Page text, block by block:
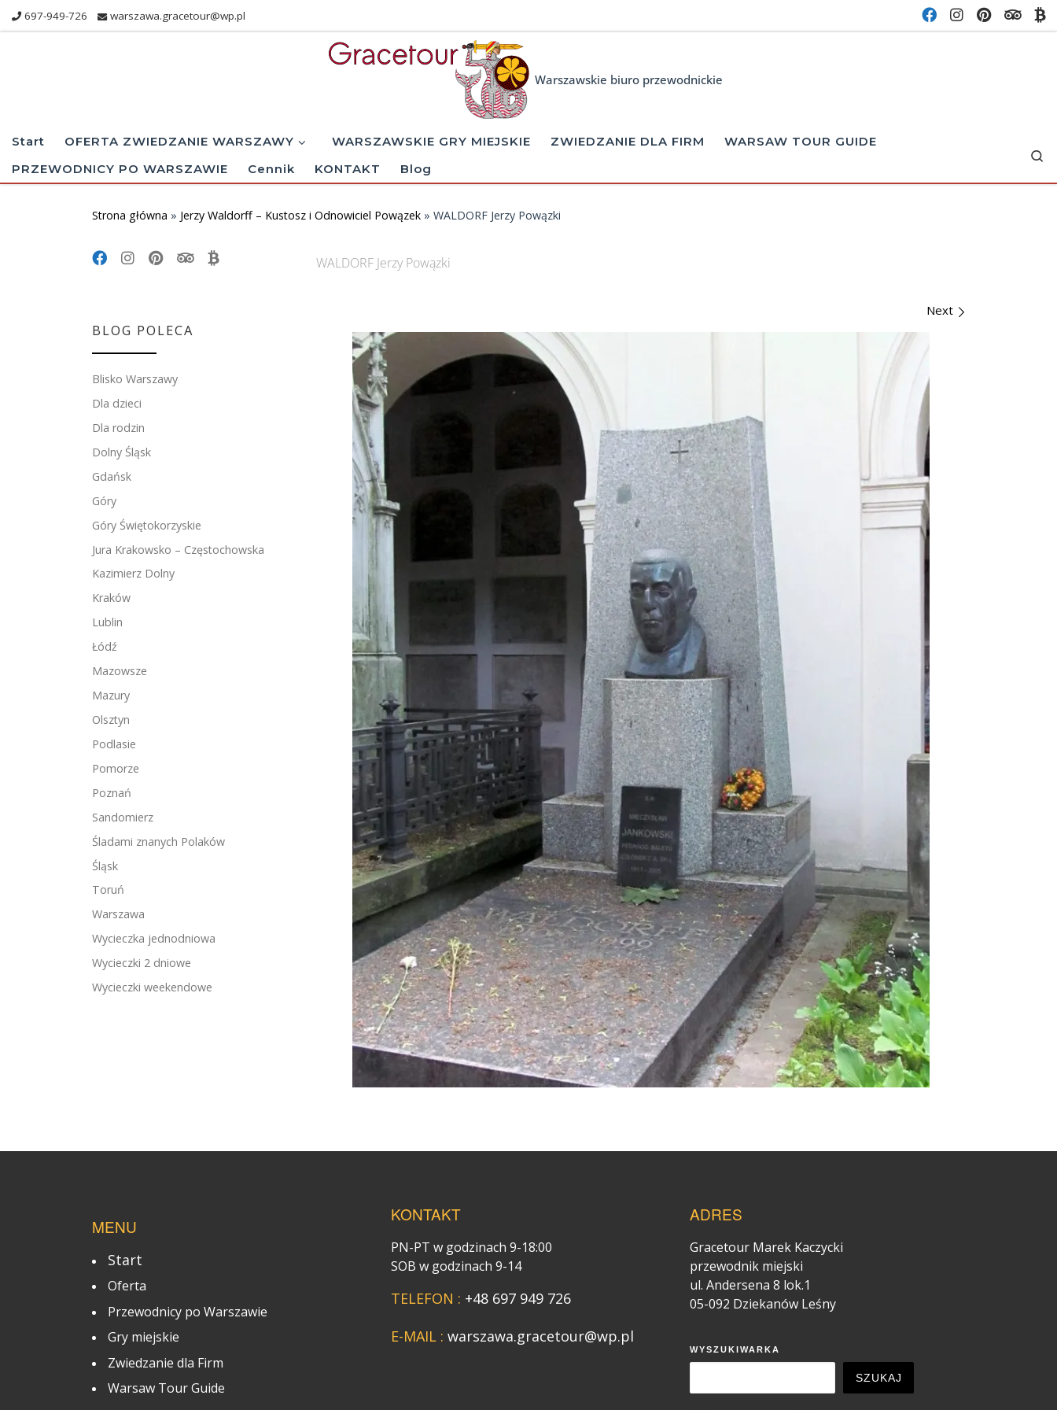
Skip to content
697-949-726 warszawa.gracetour@wp.pl
Warszawskie biuro przewodnickie
Start OFERTA ZWIEDZANIE WARSZAWY WARSZAWSKIE GRY MIEJSKIE ZWIEDZANIE DLA FIRM
WARSAW TOUR GUIDE
PRZEWODNICY PO WARSZAWIE
Cennik KONTAKT Blog
Strona główna » Jerzy Waldorff – Kustosz i Odnowiciel Powązek » WALDORF Jerzy Powązki
WALDORF Jerzy Powązki
Next
BLOG POLECA
Blisko Warszawy
Dla dzieci
Dla rodzin
Dolny Śląsk
Gdańsk
Góry
Góry Świętokorzyskie
Jura Krakowsko – Częstochowska
Kazimierz Dolny
Kraków
Lublin
Łódź
Mazowsze
Mazury
Olsztyn
Podlasie
Pomorze
Poznań
Sandomierz
Śladami znanych Polaków
Śląsk
Toruń
Warszawa
Wycieczka jednodniowa
Wycieczki 2 dniowe
Wycieczki weekendowe
MENU
Start
Oferta
Przewodnicy po Warszawie
Gry miejskie
Zwiedzanie dla Firm
Warsaw Tour Guide
KONTAKT
PN-PT w godzinach 9-18:00
SOB w godzinach 9-14
TELEFON : +48 697 949 726
E-MAIL : warszawa.gracetour@wp.pl
ADRES
Gracetour Marek Kaczycki
przewodnik miejski
ul. Andersena 8 lok.1
05-092 Dziekanów Leśny
WYSZUKIWARKA
SZUKAJ